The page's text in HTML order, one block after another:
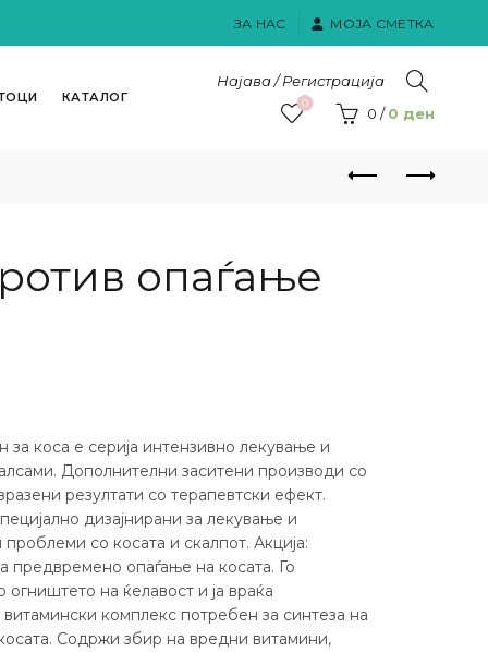
ЗА НАС МОЈА СМЕТКА
КАТАЛОГ
Најава / Регистрација
0
0 / 0 ден
опаѓање
коса е серија интензивно лекување и
Дополнителни заситени производи со
резултати со терапевтски ефект.
дизајнирани за лекување и
со косата и скалпот. Акција:
предвремено опаѓање на косата. Го
огништето на ќелавост и ја враќа
комплекс потребен за синтеза на
Содржи збир на вредни витамини,